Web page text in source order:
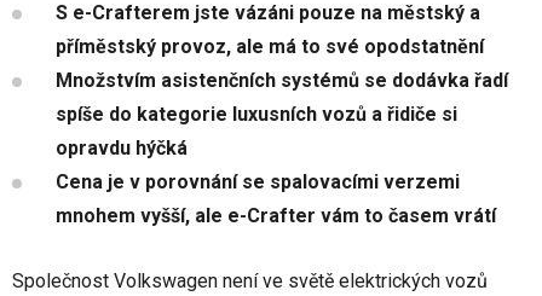
S e-Crafterem jste vázáni pouze na městský a
příměstský provoz, ale má to své opodstatnění
Množstvím asistenčních systémů se dodávka řadí
spíše do kategorie luxusních vozů a řidiče si
opravdu hýčká
Cena je v porovnání se spalovacími verzemi
mnohem vyšší, ale e-Crafter vám to časem vrátí
Společnost Volkswagen není ve světě elektrických vozů